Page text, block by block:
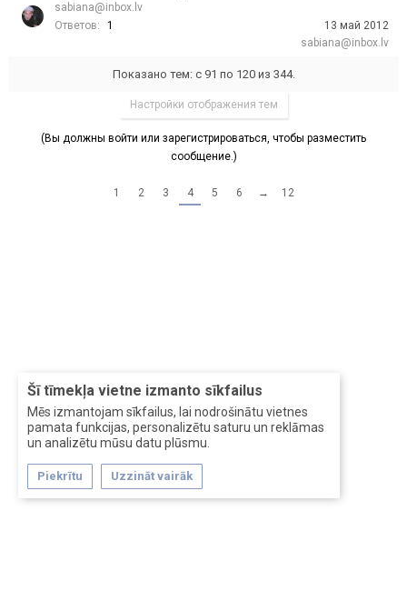
Šī tīmekļa vietne izmanto sīkfailus
Mēs izmantojam sīkfailus, lai nodrošinātu vietnes
pamata funkcijas, personalizētu saturu un reklāmas
un analizētu mūsu datu plūsmu.
Piekrītu Uzzināt vairāk
sabiana@inbox.lv
Ответов:
1
13 май 2012
sabiana@inbox.lv
Показано тем: с 91 по 120 из 344.
Настройки отображения тем
(Вы должны войти или зарегистрироваться, чтобы разместить
сообщение.)
1 2 3 4 5 6 → 12